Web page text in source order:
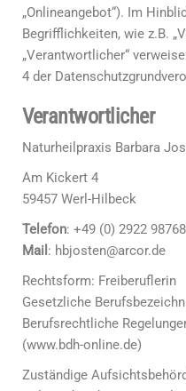
„Onlineangebot“). Im
Begrifflichkeiten, wie z.B.
„Verantwortlicher“
4 der
Verantwortlicher
Naturheilpraxis Barbara
Am Kickert 4
59457 Werl-Hilbeck
Telefon: +49 (0) 2922
Mail : hbjosten@arcor.de
Rechtsform: Freiberuflerin
Gesetzliche
Berufsrechtliche
(www.bdh-online.de)
Zuständige